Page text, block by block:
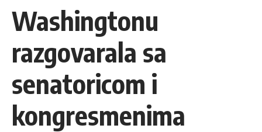
Washingtonu
razgovarala sa
senatoricom i
kongresmenima